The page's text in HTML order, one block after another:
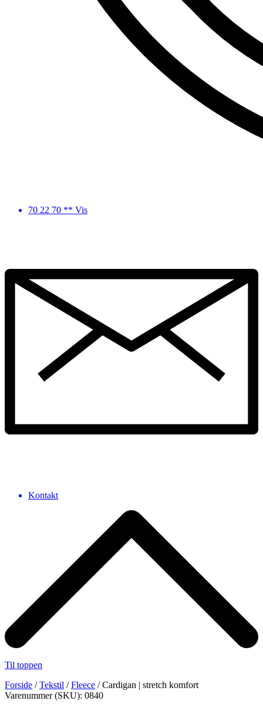
70 22 70 ** Vis
Kontakt
Til toppen
Forside /Tekstil /Fleece / Cardigan | stretch komfort
Varenummer (SKU): 0840